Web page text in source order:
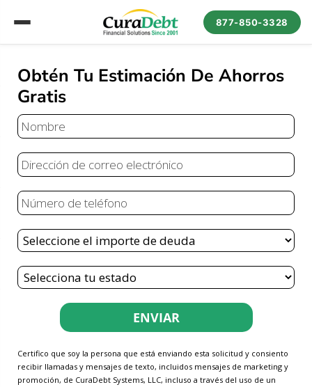
877-850-3328
Obtén Tu Estimación De Ahorros
Gratis
Nombre
Correo
Electrónico
Teléfono
Deuda
Total
Estado
ENVIAR
Certifico que soy la persona que está enviando esta solicitud y consiento
recibir llamadas y mensajes de texto, incluidos mensajes de marketing y
promoción, de CuraDebt Systems, LLC, incluso a través del uso de un